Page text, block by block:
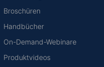
Broschüren
Handbücher
On-Demand-Webinare
Produktvideos